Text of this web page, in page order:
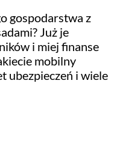
gospodarstwa z
Już je
i miej finanse
mobilny
ubezpieczeń i wiele